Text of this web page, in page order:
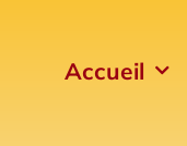
Accueil